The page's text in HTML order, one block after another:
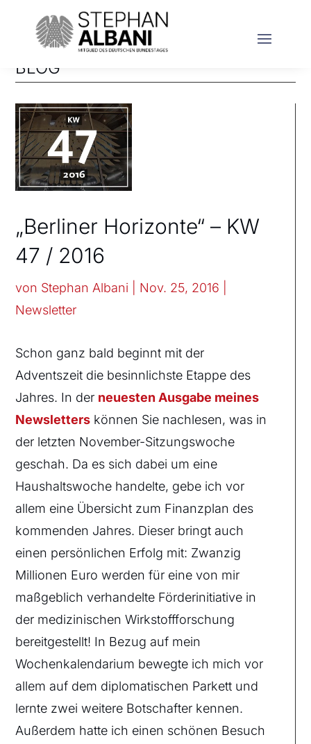
BLOG
„Berliner Horizonte“ – KW
47 / 2016
von Stephan Albani Nov. 25, 2016
Newsletter
Schon ganz bald beginnt mit der
Adventszeit die besinnlichste Etappe des
Jahres. In der neuesten Ausgabe meines
Newsletters können Sie nachlesen, was in
der letzten November-Sitzungswoche
geschah. Da es sich dabei um eine
Haushaltswoche handelte, gebe ich vor
allem eine Übersicht zum Finanzplan des
kommenden Jahres. Dieser bringt auch
einen persönlichen Erfolg mit: Zwanzig
Millionen Euro werden für eine von mir
maßgeblich verhandelte Förderinitiative in
der medizinischen Wirkstoffforschung
bereitgestellt! In Bezug auf mein
Wochenkalendarium bewegte ich mich vor
allem auf dem diplomatischen Parkett und
lernte zwei weitere Botschafter kennen.
Außerdem hatte ich einen schönen Besuch